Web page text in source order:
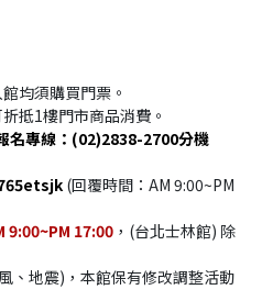
均須購買門票。
抵1樓門市商品消費。
名專線：(02)2838-2700分機
(回覆時間：AM 9:00~PM
9:00~PM 17:00 ，(台北士林館) 除
、地震)，本館保有修改調整活動